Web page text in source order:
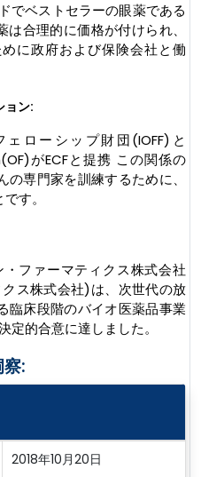
でベストセラーの眼薬である
合理的に価格が付けられ、
に政府および保険会社と働
ョン:
ローシップ財団(IOFF)と
がECFと提携 この関係の
専門家を訓練するために、
す。
ファーマティクス株式会社
ス株式会社)は、次世代の放
臨床段階のバイオ医薬品事業
的合意に達しました。
:
2018年10月20日